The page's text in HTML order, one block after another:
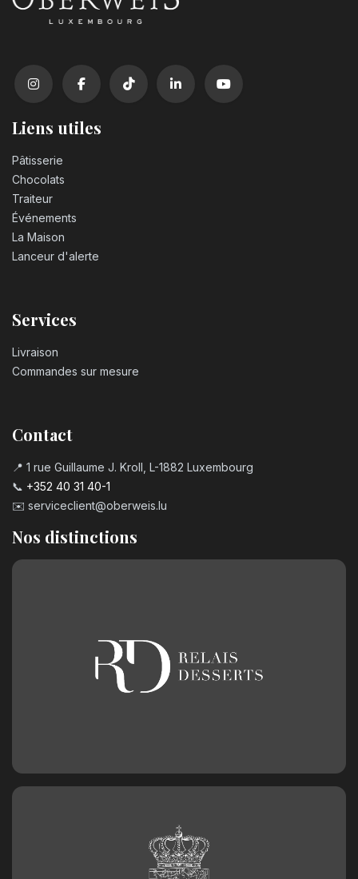
Liens utiles
Pâtisserie
Chocolats
Traiteur
Événements
La Maison
Lanceur d'alerte
Services
Livraison
Commandes sur mesure
Contact
📍 1 rue Guillaume J. Kroll, L-1882 Luxembourg
📞 +352 40 31 40-1
✉️ serviceclient@oberweis.lu
Nos distinctions